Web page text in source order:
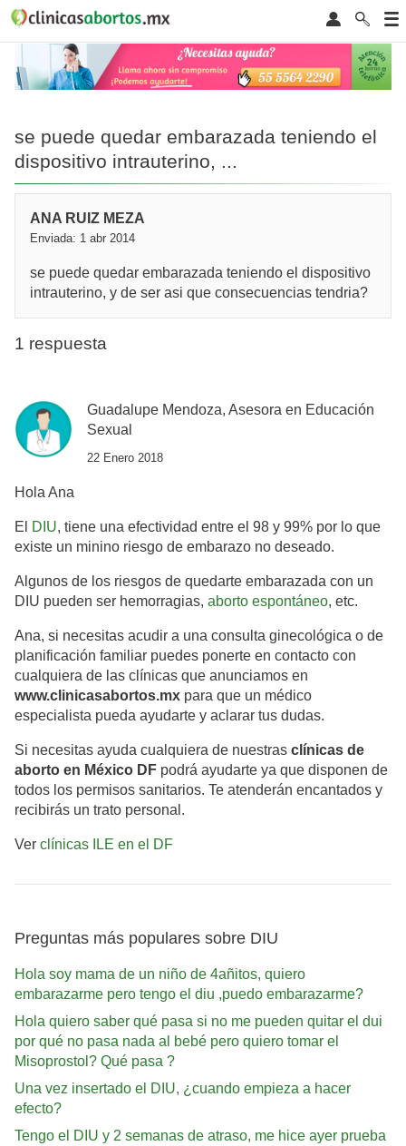
se puede quedar embarazada teniendo el
dispositivo intrauterino, ...
ANA RUIZ MEZA
Enviada: 1 abr 2014
se puede quedar embarazada teniendo el dispositivo
intrauterino, y de ser asi que consecuencias tendria?
1 respuesta
Guadalupe Mendoza, Asesora en Educación
Sexual
22 Enero 2018
Hola Ana
El DIU, tiene una efectividad entre el 98 y 99% por lo que
existe un minino riesgo de embarazo no deseado.
Algunos de los riesgos de quedarte embarazada con un
DIU pueden ser hemorragias, aborto espontáneo, etc.
Ana, si necesitas acudir a una consulta ginecológica o de
planificación familiar puedes ponerte en contacto con
cualquiera de las clínicas que anunciamos en
www.clinicasabortos.mx para que un médico
especialista pueda ayudarte y aclarar tus dudas.
Si necesitas ayuda cualquiera de nuestras clínicas de
aborto en México DF podrá ayudarte ya que disponen de
todos los permisos sanitarios. Te atenderán encantados y
recibirás un trato personal.
Ver clínicas ILE en el DF
Preguntas más populares sobre DIU
Hola soy mama de un niño de 4añitos, quiero
embarazarme pero tengo el diu ,puedo embarazarme?
Hola quiero saber qué pasa si no me pueden quitar el dui
por qué no pasa nada al bebé pero quiero tomar el
Misoprostol? Qué pasa ?
Una vez insertado el DIU, ¿cuando empieza a hacer
efecto?
Tengo el DIU y 2 semanas de atraso, me hice ayer prueba